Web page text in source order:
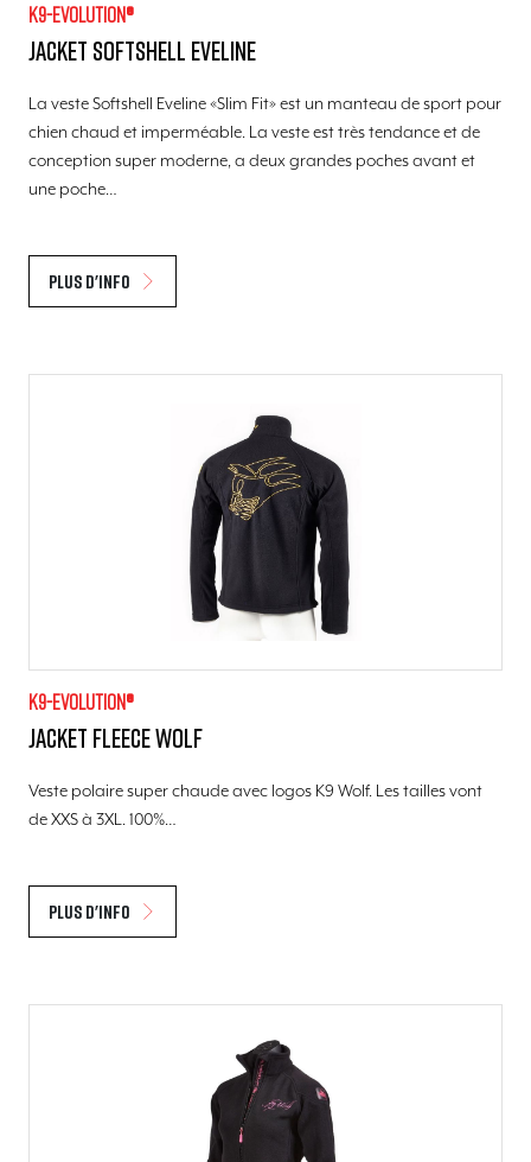
K9-evolution®
Jacket Softshell Eveline
La veste Softshell Eveline «Slim Fit» est un manteau de sport pour
chien chaud et imperméable. La veste est très tendance et de
conception super moderne, a deux grandes poches avant et
une poche…
Plus d'info
K9-evolution®
Jacket Fleece Wolf
Veste polaire super chaude avec logos K9 Wolf. Les tailles vont
de XXS à 3XL. 100%…
Plus d'info